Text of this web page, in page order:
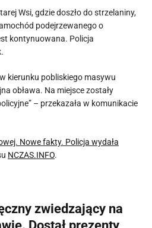
Wsi, gdzie doszło do strzelaniny,
podejrzewanego o
kontynuowana. Policja
kierunku pobliskiego masywu
obława. Na miejsce zostały
– przekazała w komunikacie
Nowe fakty. Policja wydała
NCZAS.INFO.
zwiedzający na